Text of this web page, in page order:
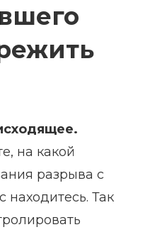
на какой
разрыва с
Так